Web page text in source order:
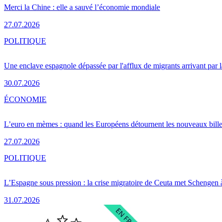
Merci la Chine : elle a sauvé l’économie mondiale
27.07.2026
Une enclave espagnole dépassée par l'afflux de migrants arrivant par
30.07.2026
POLITIQUE
L’euro en mèmes : quand les Européens détournent les nouveaux
27.07.2026
ÉCONOMIE
L’Espagne sous pression : la crise migratoire de Ceuta met Schengen
31.07.2026
POLITIQUE